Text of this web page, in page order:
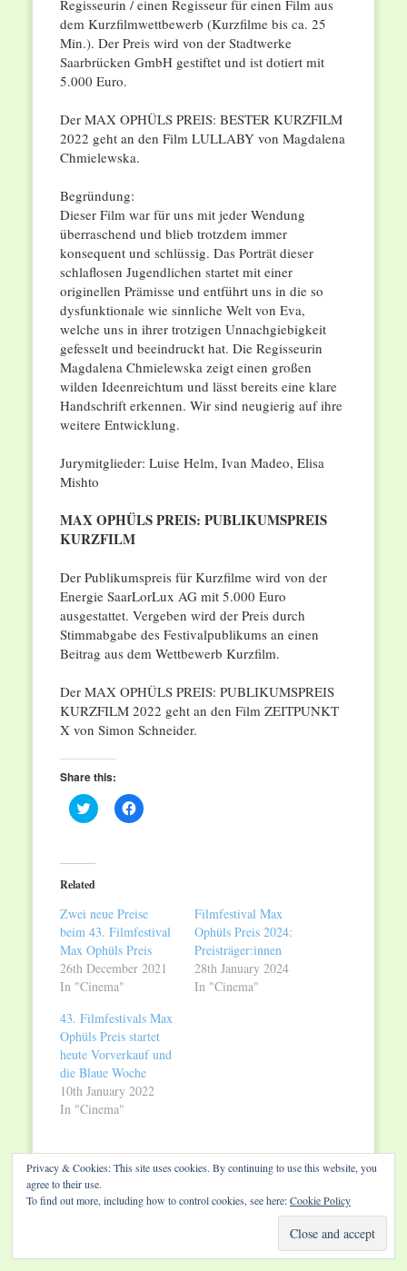
Regisseurin / einen Regisseur für einen Film aus
dem Kurzfilmwettbewerb (Kurzfilme bis ca. 25
Min.). Der Preis wird von der Stadtwerke
Saarbrücken GmbH gestiftet und ist dotiert mit
5.000 Euro.
Der MAX OPHÜLS PREIS: BESTER KURZFILM
2022 geht an den Film LULLABY von Magdalena
Chmielewska.
Begründung:
Dieser Film war für uns mit jeder Wendung
überraschend und blieb trotzdem immer
konsequent und schlüssig. Das Porträt dieser
schlaflosen Jugendlichen startet mit einer
originellen Prämisse und entführt uns in die so
dysfunktionale wie sinnliche Welt von Eva,
welche uns in ihrer trotzigen Unnachgiebigkeit
gefesselt und beeindruckt hat. Die Regisseurin
Magdalena Chmielewska zeigt einen großen
wilden Ideenreichtum und lässt bereits eine klare
Handschrift erkennen. Wir sind neugierig auf ihre
weitere Entwicklung.
Jurymitglieder: Luise Helm, Ivan Madeo, Elisa
Mishto
MAX OPHÜLS PREIS: PUBLIKUMSPREIS
KURZFILM
Der Publikumspreis für Kurzfilme wird von der
Energie SaarLorLux AG mit 5.000 Euro
ausgestattet. Vergeben wird der Preis durch
Stimmabgabe des Festivalpublikums an einen
Beitrag aus dem Wettbewerb Kurzfilm.
Der MAX OPHÜLS PREIS: PUBLIKUMSPREIS
KURZFILM 2022 geht an den Film ZEITPUNKT
X von Simon Schneider.
Share this:
Click
to
(Opens
in
new
Click
to
Related
Zwei neue Preise
beim 43. Filmfestival
Max Ophüls Preis
26th December 2021
In "Cinema"
Filmfestival Max
Ophüls Preis 2024:
Preisträger:innen
28th January 2024
In "Cinema"
43. Filmfestivals Max
Ophüls Preis startet
heute Vorverkauf und
die Blaue Woche
10th January 2022
In "Cinema"
Privacy & Cookies: This site uses cookies. By continuing to use this website, you
agree to their use.
To find out more, including how to control cookies, see here:Cookie Policy